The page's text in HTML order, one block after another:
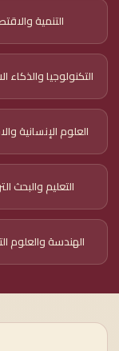
التنمية
التكنولوجيا والذكاء
العلوم الإنسانية
التعليم والبحث
الهندسة والعلوم